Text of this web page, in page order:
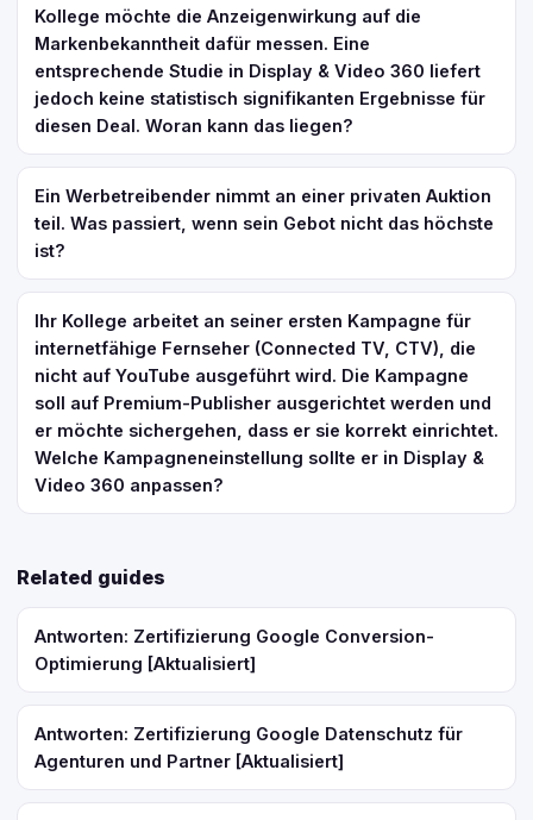
Kollege möchte die Anzeigenwirkung auf die
Markenbekanntheit dafür messen. Eine
entsprechende Studie in Display & Video 360 liefert
jedoch keine statistisch signifikanten Ergebnisse für
diesen Deal. Woran kann das liegen?
Ein Werbetreibender nimmt an einer privaten Auktion
teil. Was passiert, wenn sein Gebot nicht das höchste
ist?
Ihr Kollege arbeitet an seiner ersten Kampagne für
internetfähige Fernseher (Connected TV, CTV), die
nicht auf YouTube ausgeführt wird. Die Kampagne
soll auf Premium-Publisher ausgerichtet werden und
er möchte sichergehen, dass er sie korrekt einrichtet.
Welche Kampagneneinstellung sollte er in Display &
Video 360 anpassen?
Related guides
Antworten: Zertifizierung Google Conversion-
Optimierung [Aktualisiert]
Antworten: Zertifizierung Google Datenschutz für
Agenturen und Partner [Aktualisiert]